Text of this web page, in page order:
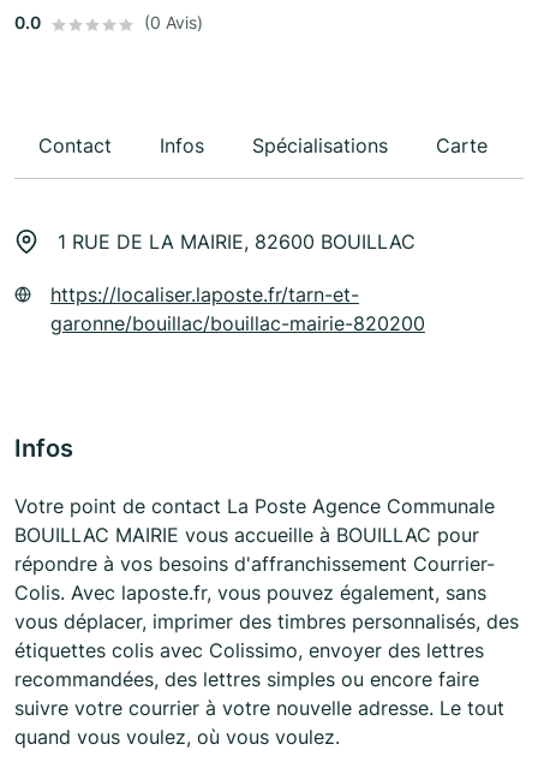
0.0
(0 Avis)
Contact Infos Spécialisations Carte
1 RUE DE LA MAIRIE, 82600 BOUILLAC
https://localiser.laposte.fr/tarn-et-
garonne/bouillac/bouillac-mairie-820200
Infos
Votre point de contact La Poste Agence Communale
BOUILLAC MAIRIE vous accueille à BOUILLAC pour
répondre à vos besoins d'affranchissement Courrier-
Colis. Avec laposte.fr, vous pouvez également, sans
vous déplacer, imprimer des timbres personnalisés, des
étiquettes colis avec Colissimo, envoyer des lettres
recommandées, des lettres simples ou encore faire
suivre votre courrier à votre nouvelle adresse. Le tout
quand vous voulez, où vous voulez.